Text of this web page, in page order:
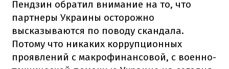
Пендзин обратил внимание на то, что
партнеры Украины осторожно
высказываются по поводу скандала.
Потому что никаких коррупционных
проявлений с макрофинансовой, с военно-